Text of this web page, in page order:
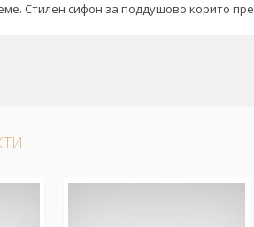
Стилен сифон за поддушово корито